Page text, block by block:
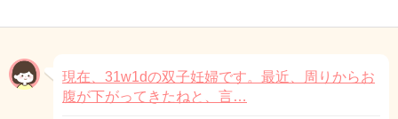
現在、31w1dの双子妊婦です。最近、周りからお
腹が下がってきたねと、言…